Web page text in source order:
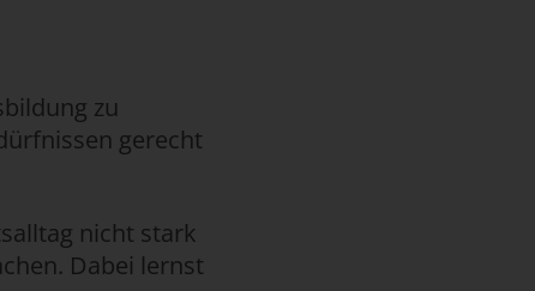
zu
gerecht
nicht stark
Dabei lernst